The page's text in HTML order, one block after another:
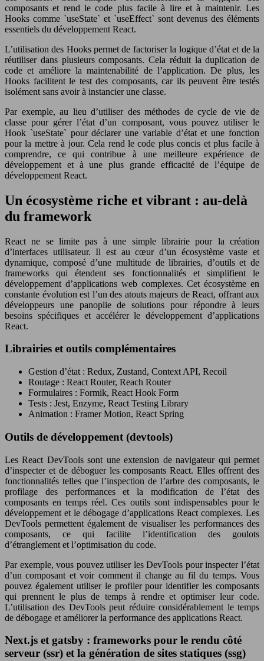
composants et rend le code plus facile à lire et à maintenir. Les
Hooks comme `useState` et `useEffect` sont devenus des éléments
essentiels du développement React.
L’utilisation des Hooks permet de factoriser la logique d’état et de la
réutiliser dans plusieurs composants. Cela réduit la duplication de
code et améliore la maintenabilité de l’application. De plus, les
Hooks facilitent le test des composants, car ils peuvent être testés
isolément sans avoir à instancier une classe.
Par exemple, au lieu d’utiliser des méthodes de cycle de vie de
classe pour gérer l’état d’un composant, vous pouvez utiliser le
Hook `useState` pour déclarer une variable d’état et une fonction
pour la mettre à jour. Cela rend le code plus concis et plus facile à
comprendre, ce qui contribue à une meilleure expérience de
développement et à une plus grande efficacité de l’équipe de
développement React.
Un écosystème riche et vibrant : au-delà
du framework
React ne se limite pas à une simple librairie pour la création
d’interfaces utilisateur. Il est au cœur d’un écosystème vaste et
dynamique, composé d’une multitude de librairies, d’outils et de
frameworks qui étendent ses fonctionnalités et simplifient le
développement d’applications web complexes. Cet écosystème en
constante évolution est l’un des atouts majeurs de React, offrant aux
développeurs une panoplie de solutions pour répondre à leurs
besoins spécifiques et accélérer le développement d’applications
React.
Librairies et outils complémentaires
Gestion d’état : Redux, Zustand, Context API, Recoil
Routage : React Router, Reach Router
Formulaires : Formik, React Hook Form
Tests : Jest, Enzyme, React Testing Library
Animation : Framer Motion, React Spring
Outils de développement (devtools)
Les React DevTools sont une extension de navigateur qui permet
d’inspecter et de déboguer les composants React. Elles offrent des
fonctionnalités telles que l’inspection de l’arbre des composants, le
profilage des performances et la modification de l’état des
composants en temps réel. Ces outils sont indispensables pour le
développement et le débogage d’applications React complexes. Les
DevTools permettent également de visualiser les performances des
composants, ce qui facilite l’identification des goulots
d’étranglement et l’optimisation du code.
Par exemple, vous pouvez utiliser les DevTools pour inspecter l’état
d’un composant et voir comment il change au fil du temps. Vous
pouvez également utiliser le profiler pour identifier les composants
qui prennent le plus de temps à rendre et optimiser leur code.
L’utilisation des DevTools peut réduire considérablement le temps
de débogage et améliorer la performance des applications React.
Next.js et gatsby : frameworks pour le rendu côté
serveur (ssr) et la génération de sites statiques (ssg)